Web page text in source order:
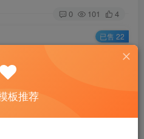
0 101 4
看
已售 22
板推荐